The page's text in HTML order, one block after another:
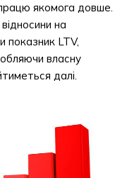
якомога довше.
на
показник LTV,
власну
далі.